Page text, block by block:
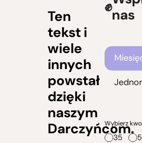
Ten
tekst i
wiele
innych
powstał
dzięki
naszym
Darczyńcom.
nas
Wybierz
35